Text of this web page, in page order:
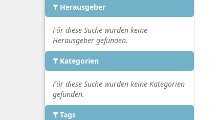
Herausgeber
Für diese Suche wurden keine
Herausgeber gefunden.
Kategorien
Für diese Suche wurden keine Kategorien
gefunden.
Tags